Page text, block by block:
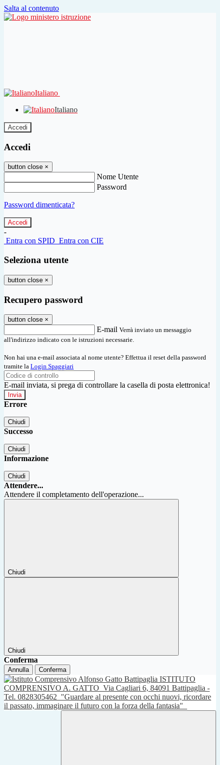
Salta al contenuto
Italiano
Italiano
Accedi
Accedi
button close ×
Nome Utente
Password
Password dimenticata?
-
Entra con SPID Entra con CIE
Seleziona utente
button close ×
Recupero password
button close ×
E-mail Verrà inviato un messaggio
all'indirizzo indicato con le istruzioni necessarie.
Non hai una e-mail associata al nome utente? Effettua il reset della password
tramite la Login Spaggiari
E-mail inviata, si prega di controllare la casella di posta elettronica!
Errore
Chiudi
Successo
Chiudi
Informazione
Chiudi
Attendere...
Attendere il completamento dell'operazione...
Chiudi
Chiudi
Conferma
Annulla Conferma
ISTITUTO
COMPRENSIVO A. GATTO Via Cagliari 6, 84091 Battipaglia -
Tel. 0828305462 "Guardare al presente con occhi nuovi, ricordare
il passato, immaginare il futuro con la forza della fantasia"